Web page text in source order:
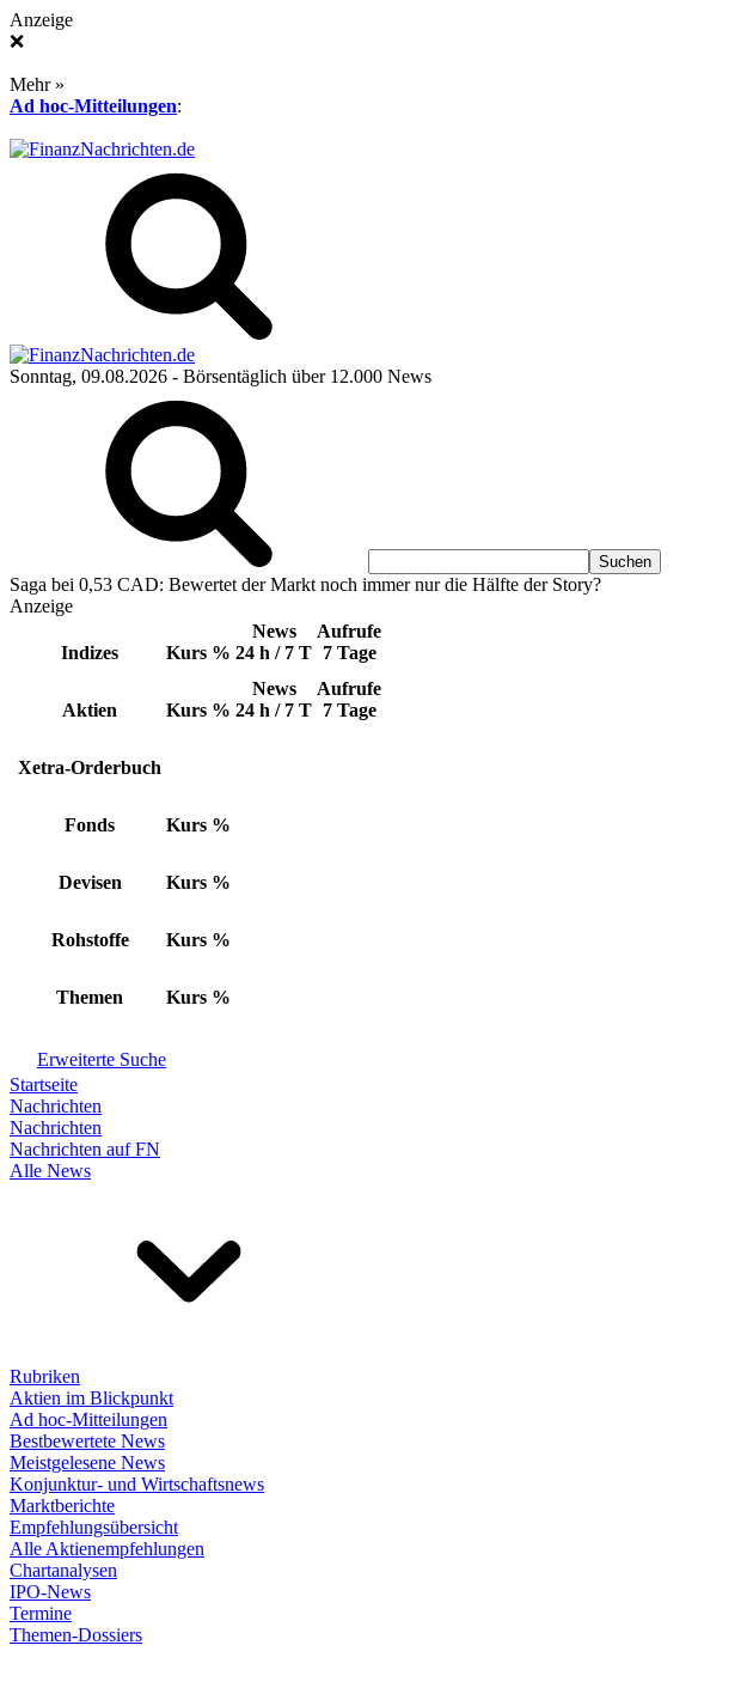
Anzeige
❌
Mehr »
Ad hoc-Mitteilungen:
Sonntag, 09.08.2026 - Börsentäglich über 12.000 News
Saga bei 0,53 CAD: Bewertet der Markt noch immer nur die Hälfte der Story?
Anzeige
Indizes Kurs %
News
24 h / 7 T
Aufrufe
7 Tage
Aktien Kurs %
News
24 h / 7 T
Aufrufe
7 Tage
Xetra-Orderbuch
Fonds Kurs %
Devisen Kurs %
Rohstoffe Kurs %
Themen Kurs %
Erweiterte Suche
Startseite
Nachrichten
Nachrichten
Nachrichten auf FN
Alle News
Rubriken
Aktien im Blickpunkt
Ad hoc-Mitteilungen
Bestbewertete News
Meistgelesene News
Konjunktur- und Wirtschaftsnews
Marktberichte
Empfehlungsübersicht
Alle Aktienempfehlungen
Chartanalysen
IPO-News
Termine
Themen-Dossiers